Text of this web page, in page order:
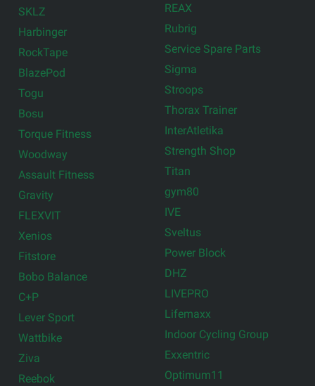
SKLZ
Harbinger
RockTape
BlazePod
Togu
Bosu
Torque Fitness
Woodway
Assault Fitness
Gravity
FLEXVIT
Xenios
Fitstore
Bobo Balance
C+P
Lever Sport
Wattbike
Ziva
Reebok
REAX
Rubrig
Service Spare Parts
Sigma
Stroops
Thorax Trainer
InterAtletika
Strength Shop
Titan
gym80
IVE
Sveltus
Power Block
DHZ
LIVEPRO
Lifemaxx
Indoor Cycling Group
Exxentric
Optimum11